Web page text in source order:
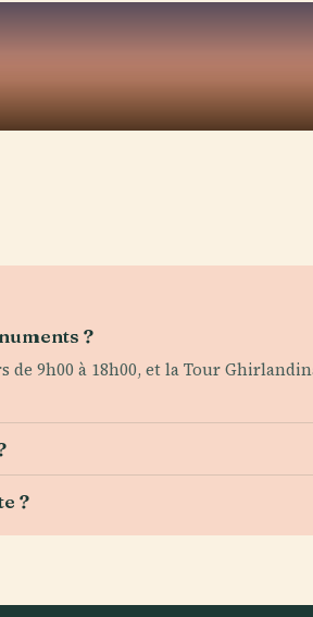
?
de 9h00 à 18h00, et la Tour
?